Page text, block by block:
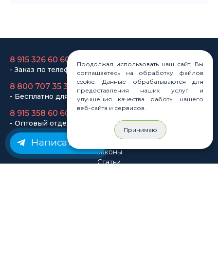
8 915 326 60 60
- Заказ по телефону
8 800 707 35 36
- Бесплатно для регионов
8 915 358 60 60
- Оптовый отдел
Законы
Статьи
Написать нам
Продолжая использовать наш сайт, Вы
соглашаетесь на обработку файлов
cookie. Данные обрабатываются для
предоставления наших услуг и
улучшения качества работы нашего
веб-сайта и сервисов.
Принимаю